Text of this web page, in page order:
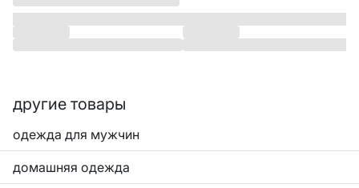
другие товары
одежда для мужчин
домашняя одежда